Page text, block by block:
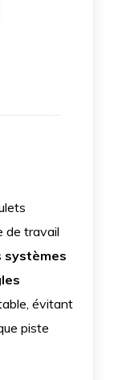
de travail
systèmes
évitant
piste